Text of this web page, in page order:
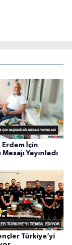
Erdem İçin
Mesajı Yayınladı
Türkiye’yi